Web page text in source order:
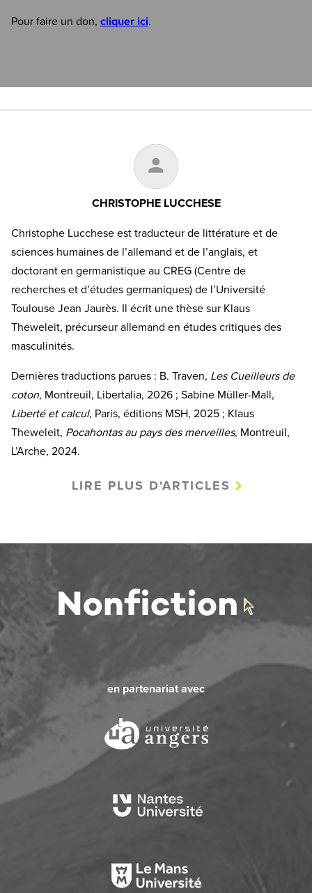
Pour faire un don, cliquer ici.
CHRISTOPHE LUCCHESE
Christophe Lucchese est traducteur de littérature et de
sciences humaines de l’allemand et de l’anglais, et
doctorant en germanistique au CREG (Centre de
recherches et d’études germaniques) de l’Université
Toulouse Jean Jaurès. Il écrit une thèse sur Klaus
Theweleit, précurseur allemand en études critiques des
masculinités.
Dernières traductions parues : B. Traven, Les Cueilleurs de
coton, Montreuil, Libertalia, 2026 ; Sabine Müller-Mall,
Liberté et calcul, Paris, éditions MSH, 2025 ; Klaus
Theweleit, Pocahontas au pays des merveilles, Montreuil,
L’Arche, 2024.
LIRE PLUS D'ARTICLES
en partenariat avec